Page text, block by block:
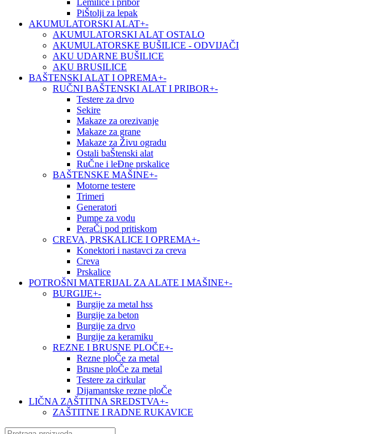
PiŠtolji za lepak
AKUMULATORSKI ALAT+-
AKUMULATORSKI ALAT OSTALO
AKUMULATORSKE BUŠILICE - ODVIJAČI
AKU UDARNE BUŠILICE
AKU BRUSILICE
BAŠTENSKI ALAT I OPREMA+-
RUČNI BAŠTENSKI ALAT I PRIBOR+-
Testere za drvo
Sekire
Makaze za orezivanje
Makaze za grane
Makaze za Živu ogradu
Ostali baŠtenski alat
RuČne i leĐne prskalice
BAŠTENSKE MAŠINE+-
Motorne testere
Trimeri
Generatori
Pumpe za vodu
PeraČi pod pritiskom
CREVA, PRSKALICE I OPREMA+-
Konektori i nastavci za creva
Creva
Prskalice
POTROŠNI MATERIJAL ZA ALATE I MAŠINE+-
BURGIJE+-
Burgije za metal hss
Burgije za beton
Burgije za drvo
Burgije za keramiku
REZNE I BRUSNE PLOČE+-
Rezne ploČe za metal
Brusne ploČe za metal
Testere za cirkular
Dijamantske rezne ploČe
LIČNA ZAŠTITNA SREDSTVA+-
ZAŠTITNE I RADNE RUKAVICE